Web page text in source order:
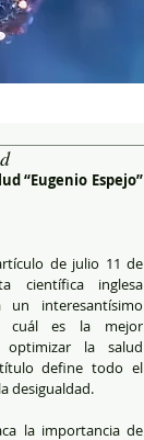
“Eugenio Espejo”
de julio 11 de
científica inglesa
un interesantísimo
cuál es la mejor
optimizar la salud
define todo el
desigualdad.